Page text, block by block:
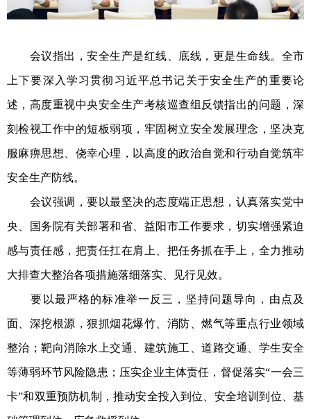
会议指出，安全生产是红线、底线，更是生命线。全市
上下要深入学习贯彻习近平总书记关于安全生产的重要论
述，高度重视中央安全生产考核巡查组反馈指出的问题，深
刻检视工作中的短板弱项，牢固树立安全发展理念，坚决克
服麻痹思想、侥幸心理，以高度的政治自觉和行动自觉筑牢
安全生产防线。
会议强调，要以最坚决的态度端正思想，认真落实党中
央、国务院有关部署和省、益阳市工作要求，切实增强紧迫
感与责任感，把责任扛在肩上、把任务抓在手上，全力推动
大排查大整治各项措施落细落实、见行见效。
要以最严格的标准举一反三，坚持问题导向，由点及
面、深挖根源，狠抓烟花爆竹、消防、燃气等重点行业领域
整治；靶向消除水上交通、建筑施工、道路交通、学生安全
等薄弱环节风险隐患；压实企业主体责任，督促落实“一会三
卡”和双重预防机制，推动安全投入到位、安全培训到位、基